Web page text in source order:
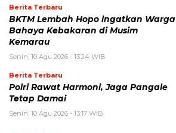
Berita Terbaru
BKTM Lembah Hopo lngatkan Warga
Bahaya Kebakaran di Musim
Kemarau
Senin, 10 Agu 2026 - 13:24 WIB
Berita Terbaru
Polri Rawat Harmoni, Jaga Pangale
Tetap Damai
Senin, 10 Agu 2026 - 13:17 WIB